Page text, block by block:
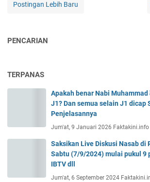
Postingan Lebih Baru
PENCARIAN
TERPANAS
Apakah benar Nabi Muhammad ﷺ haplogroup-nya
J1? Dan semua selain J1 dicap
Penjelasannya
Jum'at, 9 Januari 2026 Faktakini.info
Saksikan Live Diskusi Nasab di
Sabtu (7/9/2024) mulai pukul 9
IBTV dll
Jum'at, 6 September 2024